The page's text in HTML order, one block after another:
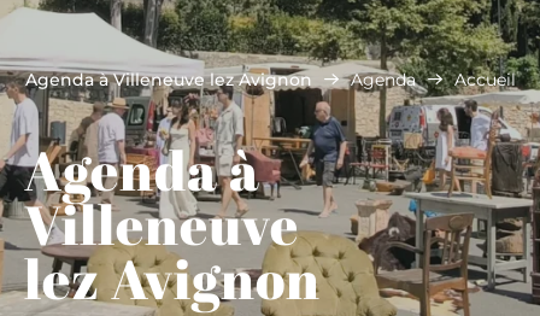
Accueil
Agenda
Agenda à Villeneuve lez Avignon
Agenda à
Villeneuve
lez Avignon